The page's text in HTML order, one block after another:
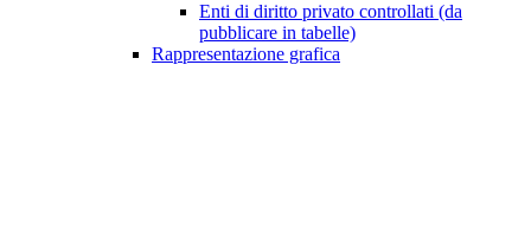
Enti di diritto privato controllati (da
pubblicare in tabelle)
Rappresentazione grafica